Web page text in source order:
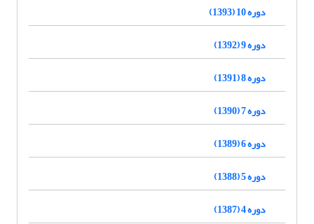
دوره 10 (1393)
دوره 9 (1392)
دوره 8 (1391)
دوره 7 (1390)
دوره 6 (1389)
دوره 5 (1388)
دوره 4 (1387)